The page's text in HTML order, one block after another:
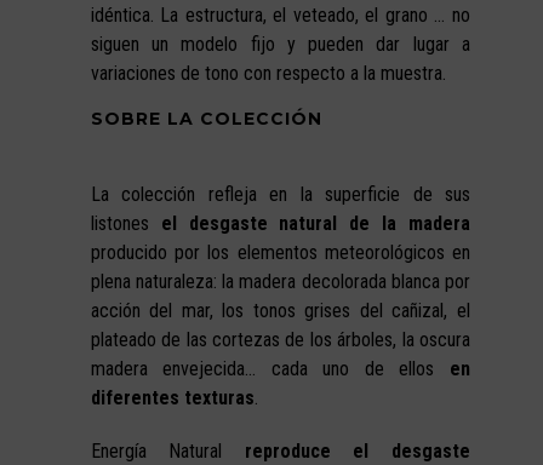
idéntica. La estructura, el veteado, el grano … no
siguen un modelo fijo y pueden dar lugar a
variaciones de tono con respecto a la muestra.
SOBRE LA COLECCIÓN
La colección refleja en la superficie de sus
listones el desgaste natural de la madera
producido por los elementos meteorológicos en
plena naturaleza: la madera decolorada blanca por
acción del mar, los tonos grises del cañizal, el
plateado de las cortezas de los árboles, la oscura
madera envejecida… cada uno de ellos en
diferentes texturas.
Energía Natural reproduce el desgaste